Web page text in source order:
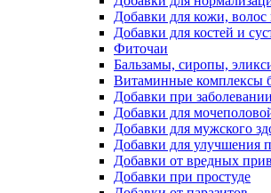
Добавки для кожи, волос
Добавки для костей и
Фиточаи
Бальзамы, сиропы,
Витаминные комплексы
Добавки при
Добавки для
Добавки для мужского
Добавки для улучшения
Добавки от вредных
Добавки при простуде